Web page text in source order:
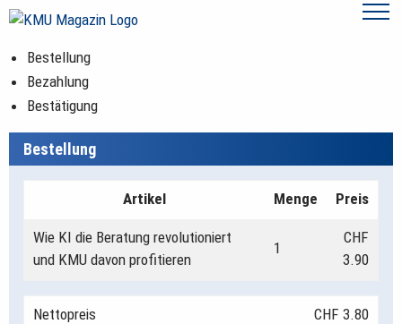
Bestellung
Bezahlung
Bestätigung
Bestellung
Artikel Menge Preis
Wie KI die Beratung revolutioniert
und KMU davon profitieren
1
CHF
3.90
Nettopreis CHF 3.80